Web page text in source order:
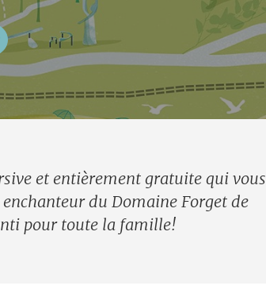
et entièrement gratuite qui vous
du Domaine Forget de
pour toute la famille!